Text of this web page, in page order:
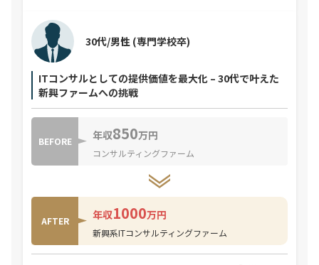
ITコンサルとしての提供価値を最大化 – 30代で叶えた
新興ファームへの挑戦
30代/男性 (専門学校卒)
BEFORE 年収850万円
コンサルティングファーム
AFTER 年収1000万円
新興系ITコンサルティングファーム